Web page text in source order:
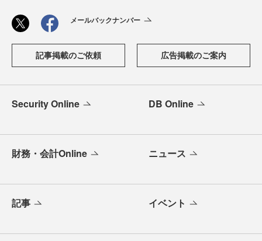
メールバックナンバー
記事掲載のご依頼 広告掲載のご案内
Security Online DB Online
財務・会計Online ニュース
記事 イベント